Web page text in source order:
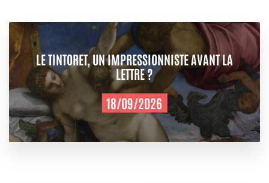
LE TINTORET, UN IMPRESSIONNISTE AVANT LA
LETTRE ?
18/09/2026